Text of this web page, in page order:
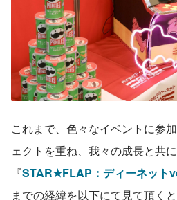
これまで、色々なイベントに参
ェクトを重ね、我々の成長と共
『STAR★FLAP：ディーネット
までの経緯を以下にて見て頂く